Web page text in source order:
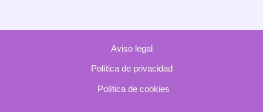
Aviso legal
Política de privacidad
Política de cookies